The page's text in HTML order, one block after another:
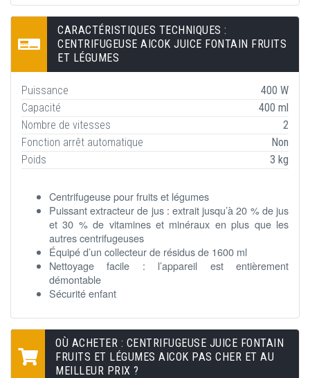
CARACTÉRISTIQUES TECHNIQUES :
CENTRIFUGEUSE AICOK JUICE FONTAIN FRUITS
ET LÉGUMES
Puissance
400 W
Capacité
400 ml
Nombre de vitesses
2
Fonction arrêt automatique
Non
Poids
3 kg
Centrifugeuse pour fruits et légumes
Puissant extracteur de jus : extrait jusqu’à 20 % de jus
et 30 % de vitamines et minéraux en plus que les
autres centrifugeuses
Équipé d’un collecteur de résidus de 1600 ml
Nettoyage facile : l’appareil est entièrement
démontable
Sécurité enfant
OÙ ACHETER : CENTRIFUGEUSE JUICE FONTAIN
FRUITS ET LÉGUMES AICOK PAS CHER ET AU
MEILLEUR PRIX ?